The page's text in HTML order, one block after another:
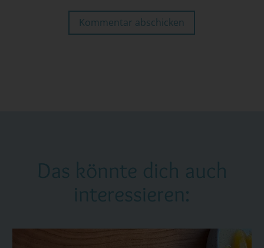
Kommentar abschicken
Das könnte dich auch
interessieren: